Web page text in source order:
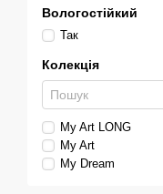
Вологостійкий
Так
Колекція
My Art LONG
My Art
My Dream